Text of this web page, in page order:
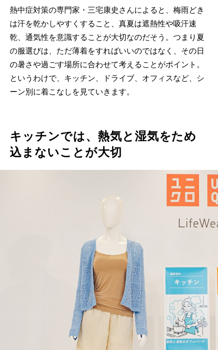
熱中症対策の専門家・三宅康史さんによると、梅雨どき
は汗を乾かしやすくすること、真夏は遮熱性や吸汗速
乾、通気性を意識することが大切なのだそう。つまり夏
の服選びは、ただ薄着をすればいいのではなく、その日
の暑さや過ごす場所に合わせて考えることがポイント。
というわけで、キッチン、ドライブ、オフィスなど、シ
ーン別に着こなしを見ていきます。
キッチンでは、熱気と湿気をため
込まないことが大切